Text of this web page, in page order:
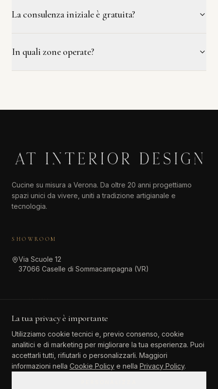
La consulenza iniziale è gratuita?
In quali zone operate?
Cucine su misura a Verona. Da oltre 20 anni progettiamo
spazi unici da vivere, uniti a tradizione artigianale e
tecnologia.
SHOWROOM
Via Scuole 12
37066 Caselle di Sommacampagna (VR)
045 511 6381
info@atinteriordesign.it
tarallo.agostino@pec.it
La tua privacy è importante
Utilizziamo cookie tecnici e, previo consenso, cookie
analitici e di marketing per migliorare la tua esperienza. Puoi
accettarli tutti, rifiutarli o personalizzarli. Maggiori
informazioni nella Cookie Policy e nella Privacy Policy.